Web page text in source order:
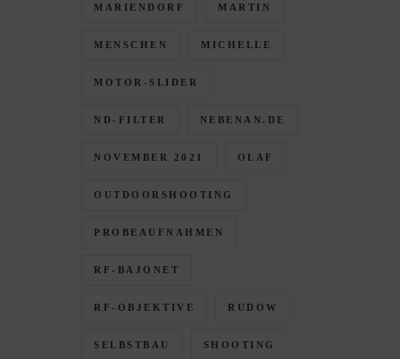
MARIENDORF MARTIN
MENSCHEN MICHELLE
MOTOR-SLIDER
ND-FILTER NEBENAN.DE
NOVEMBER 2021 OLAF
OUTDOORSHOOTING
PROBEAUFNAHMEN
RF-BAJONET
RF-OBJEKTIVE RUDOW
SELBSTBAU SHOOTING